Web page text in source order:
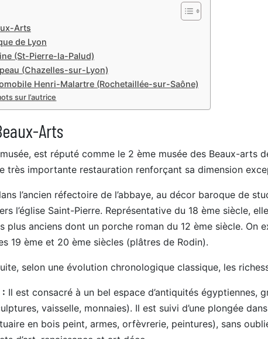
Arts
de Lyon
(St-Pierre-la-Palud)
(Chazelles-sur-Lyon)
Henri-Malartre (Rochetaillée-sur-Saône)
sur l’autrice
Arts
est réputé comme le 2 ème musée des Beaux-arts
très importante restauration renforçant sa dimension
l’ancien réfectoire de l’abbaye, au décor baroque de
l’église Saint-Pierre. Représentative du 18 ème siècle,
plus anciens dont un porche roman du 12 ème siècle. On
19 ème et 20 ème siècles (plâtres de Rodin).
selon une évolution chronologique classique, les
: Il est consacré à un bel espace d’antiquités égyptiennes,
vaisselle, monnaies). Il est suivi d’une plongée
en bois peint, armes, orfèvrerie, peintures), sans